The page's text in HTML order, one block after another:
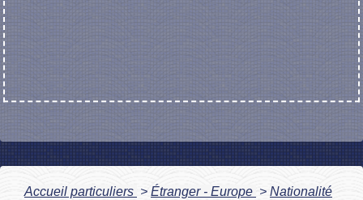
Accueil particuliers > Étranger - Europe > Nationalité